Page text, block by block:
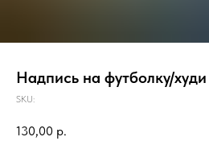
Надпись на футболку/худи
SKU:
130,00 р.